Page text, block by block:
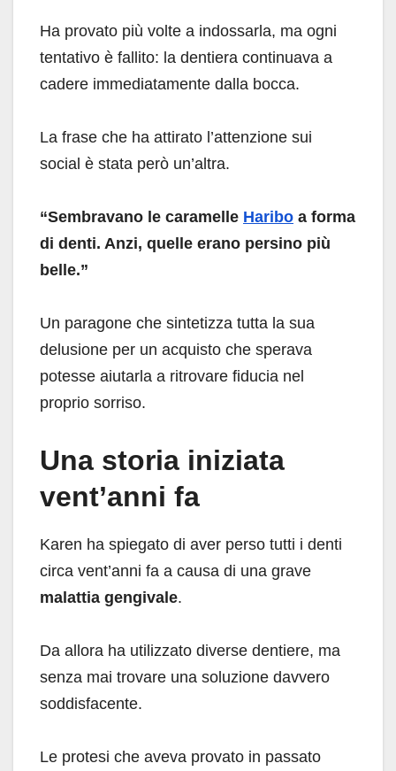
Ha provato più volte a indossarla, ma ogni
tentativo è fallito: la dentiera continuava a
cadere immediatamente dalla bocca.
La frase che ha attirato l’attenzione sui
social è stata però un’altra.
“Sembravano le caramelle Haribo a forma
di denti. Anzi, quelle erano persino più
belle.”
Un paragone che sintetizza tutta la sua
delusione per un acquisto che sperava
potesse aiutarla a ritrovare fiducia nel
proprio sorriso.
Una storia iniziata
vent’anni fa
Karen ha spiegato di aver perso tutti i denti
circa vent’anni fa a causa di una grave
malattia gengivale.
Da allora ha utilizzato diverse dentiere, ma
senza mai trovare una soluzione davvero
soddisfacente.
Le protesi che aveva provato in passato